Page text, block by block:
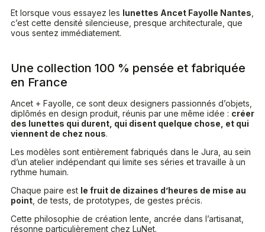
Et lorsque vous essayez les lunettes Ancet Fayolle Nantes
c’est cette densité silencieuse, presque architecturale, que
vous sentez immédiatement.
Une collection 100 % pensée et fabriquée
en France
Ancet + Fayolle, ce sont deux designers passionnés d’objets,
diplômés en design produit, réunis par une même idée : créer
des lunettes qui durent, qui disent quelque chose, et qui
viennent de chez nous.
Les modèles sont entièrement fabriqués dans le Jura, au sein
d’un atelier indépendant qui limite ses séries et travaille à un
rythme humain.
Chaque paire est le fruit de dizaines d’heures de mise au
point, de tests, de prototypes, de gestes précis.
Cette philosophie de création lente, ancrée dans l’artisanat,
résonne particulièrement chez LuNet.